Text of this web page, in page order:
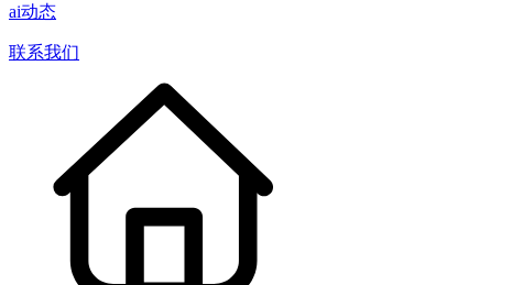
ai动态
联系我们